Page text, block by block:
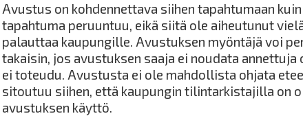
Avustus on kohdennettava siihen tapahtumaan
tapahtuma peruuntuu, eikä siitä ole aiheutunut
palauttaa kaupungille. Avustuksen myöntäjä voi
takaisin, jos avustuksen saaja ei noudata
ei toteudu. Avustusta ei ole mahdollista ohjata
sitoutuu siihen, että kaupungin tilintarkistajilla on
avustuksen käyttö.